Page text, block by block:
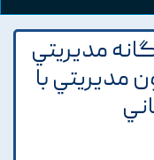
مديريتي
مديريتي با